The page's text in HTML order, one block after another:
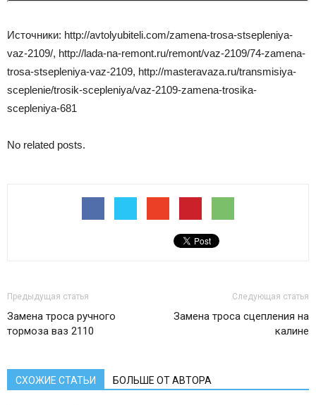
Источники: http://avtolyubiteli.com/zamena-trosa-stsepleniya-
vaz-2109/, http://lada-na-remont.ru/remont/vaz-2109/74-zamena-
trosa-stsepleniya-vaz-2109, http://masteravaza.ru/transmisiya-
sceplenie/trosik-scepleniya/vaz-2109-zamena-trosika-
scepleniya-681
No related posts.
Предыдущая статья
Замена троса ручного
тормоза ваз 2110
Следующая статья
Замена троса сцепления на
калине
СХОЖИЕ СТАТЬИ БОЛЬШЕ ОТ АВТОРА